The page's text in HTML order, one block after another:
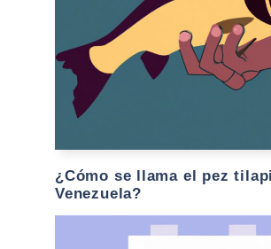
¿Cómo se llama el pez
Venezuela?